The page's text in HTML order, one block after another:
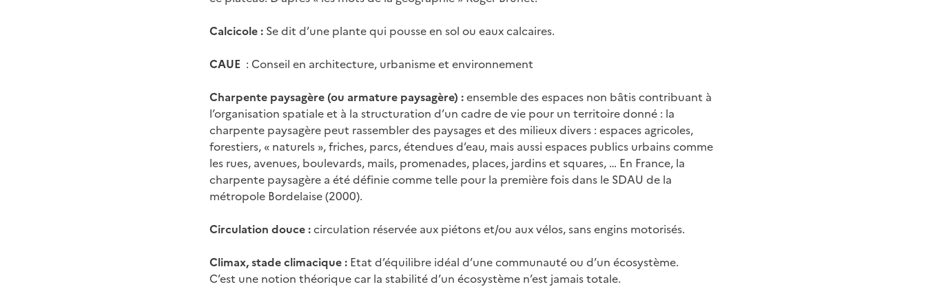
Calcicole : Se dit d’une plante qui pousse en sol ou eaux calcaires.
CAUE : Conseil en architecture, urbanisme et environnement
Charpente paysagère (ou armature paysagère) :ensemble des espaces non bâtis contribuant à
l’organisation spatiale et à la structuration d’un cadre de vie pour un territoire donné : la
charpente paysagère peut rassembler des paysages et des milieux divers : espaces agricoles,
forestiers, « naturels », friches, parcs, étendues d’eau, mais aussi espaces publics urbains comme
les rues, avenues, boulevards, mails, promenades, places, jardins et squares, … En France, la
charpente paysagère a été définie comme telle pour la première fois dans le SDAU de la
métropole Bordelaise (2000).
Circulation douce :circulation réservée aux piétons et/ou aux vélos, sans engins motorisés.
Climax, stade climacique : Etat d’équilibre idéal d’une communauté ou d’un écosystème.
C’est une notion théorique car la stabilité d’un écosystème n’est jamais totale.